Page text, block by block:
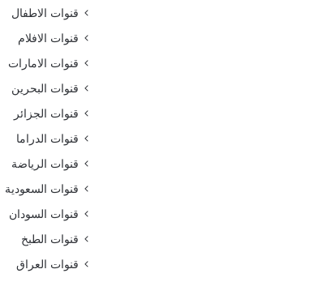
قنوات الاطفال
قنوات الافلام
قنوات الامارات
قنوات البحرين
قنوات الجزائر
قنوات الدراما
قنوات الرياضة
قنوات السعودية
قنوات السودان
قنوات الطبخ
قنوات العراق